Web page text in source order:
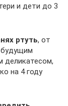
и дети до 3
ртуть, от
будущим
деликатесом,
на 4 году